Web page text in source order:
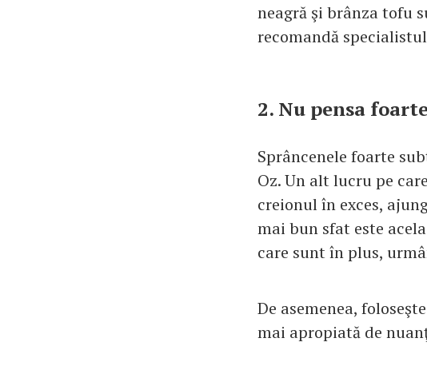
neagră şi brânza tofu
recomandă
2. Nu pensa
Sprâncenele foarte
Oz. Un alt lucru pe
creionul în exces,
mai bun sfat este
care sunt în plus,
De asemenea,
mai apropiată de